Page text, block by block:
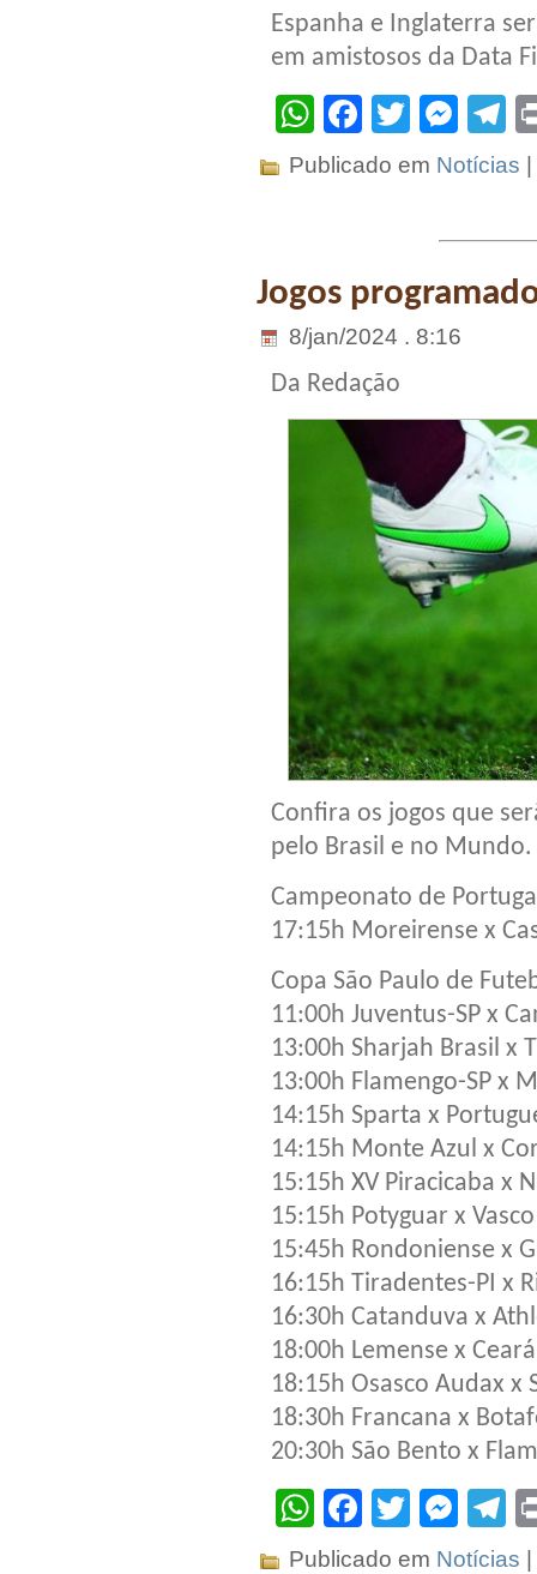
Espanha e Inglaterra
em amistosos da Data
WhatsApp
Facebook
Twitter
Publicado em Notícias |
Jogos
8/jan/2024 . 8:16
Da Redação
Confira os jogos que
pelo Brasil e no Mundo.
Campeonato de
17:15h Moreirense x
Copa São Paulo de
11:00h Juventus-SP x
13:00h Sharjah Brasil x
13:00h Flamengo-SP x
14:15h Sparta x
14:15h Monte Azul x
15:15h XV Piracicaba x
15:15h Potyguar x Vasco
15:45h Rondoniense x
16:15h Tiradentes-PI x
16:30h Catanduva x
18:00h Lemense x Ceará
18:15h Osasco Audax x
18:30h Francana x
20:30h São Bento x
WhatsApp
Facebook
Twitter
Publicado em Notícias